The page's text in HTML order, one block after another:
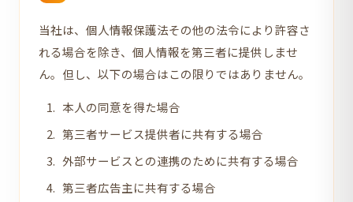
当社は、個人情報保護法その他の法令により許容さ
れる場合を除き、個人情報を第三者に提供しませ
ん。但し、以下の場合はこの限りではありません。
本人の同意を得た場合
第三者サービス提供者に共有する場合
外部サービスとの連携のために共有する場合
第三者広告主に共有する場合